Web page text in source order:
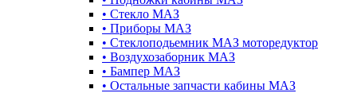
• Стекло МАЗ
• Приборы МАЗ
• Стеклоподьемник МАЗ моторедуктор
• Воздухозаборник МАЗ
• Бампер МАЗ
• Остальные запчасти кабины МАЗ